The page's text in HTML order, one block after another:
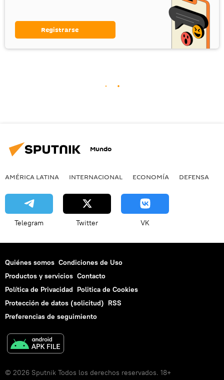
Registrarse
Mundo
AMÉRICA LATINA INTERNACIONAL ECONOMÍA DEFENSA
Telegram Twitter VK
Quiénes somos Condiciones de Uso
Productos y servicios Contacto
Política de Privacidad Politica de Cookies
Protección de datos (solicitud) RSS
Preferencias de seguimiento
© 2026 Sputnik Todos los derechos reservados. 18+